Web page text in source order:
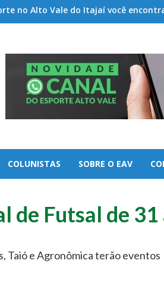
no Alto Vale do Itajaí você
COLUNISTAS SOBRE O EAV
de Futsal de
Taió e Agronômica terão eventos